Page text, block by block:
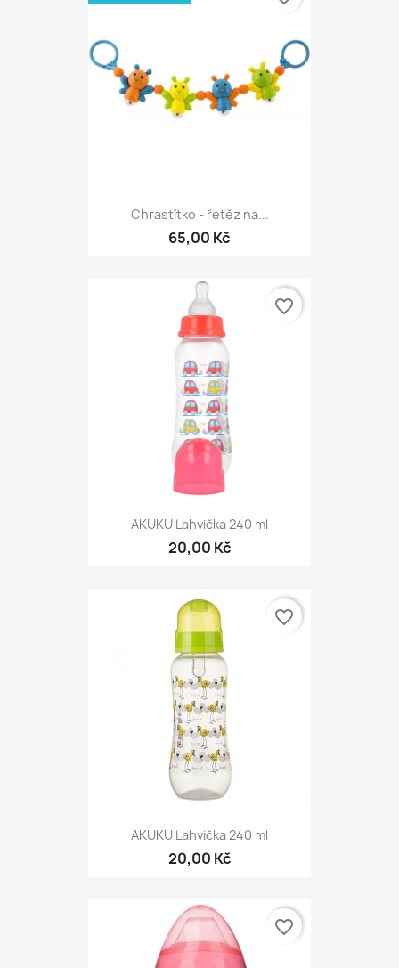
Chrastítko - řetěz na...
65,00 Kč
AKUKU Lahvička 240 ml
20,00 Kč
favorite_border
AKUKU Lahvička 240 ml
20,00 Kč
favorite_border
favorite_border